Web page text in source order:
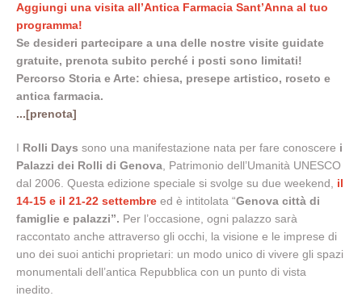
Aggiungi una visita all’Antica Farmacia Sant’Anna al tuo
programma!
Se desideri partecipare a una delle nostre visite guidate
gratuite, prenota subito perché i posti sono limitati!
Percorso Storia e Arte: chiesa, presepe artistico, roseto e
antica farmacia.
...[prenota]
I Rolli Days sono una manifestazione nata per fare conoscere i
Palazzi dei Rolli di Genova , Patrimonio dell’Umanità UNESCO
dal 2006. Questa edizione speciale si svolge su due weekend,
il
14-15 e il 21-22 settembre ed è intitolata “Genova città di
famiglie e palazzi”. Per l’occasione, ogni palazzo sarà
raccontato anche attraverso gli occhi, la visione e le imprese di
uno dei suoi antichi proprietari: un modo unico di vivere gli spazi
monumentali dell’antica Repubblica con un punto di vista
inedito.